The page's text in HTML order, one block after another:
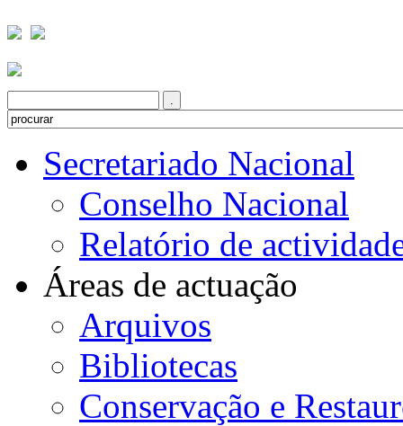
Secretariado Nacional
Conselho Nacional
Relatório de
Áreas de actuação
Arquivos
Bibliotecas
Conservação e